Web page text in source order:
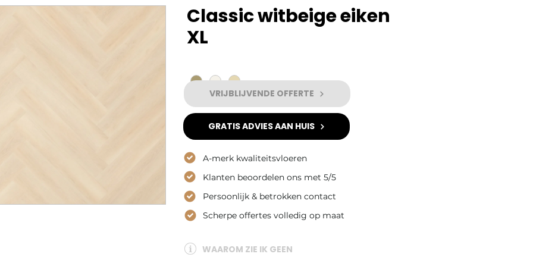
Classic witbeige eiken
XL
VRIJBLIJVENDE OFFERTE
GRATIS ADVIES AAN HUIS
A-merk kwaliteitsvloeren
Klanten beoordelen ons met 5/5
Persoonlijk & betrokken contact
Scherpe offertes volledig op maat
WAAROM ZIE IK GEEN